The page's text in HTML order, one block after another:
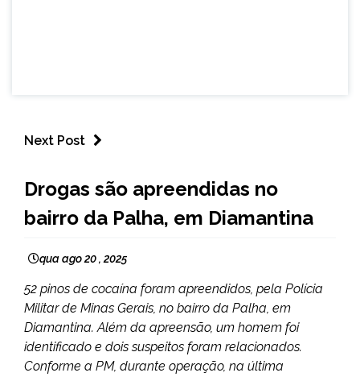
Next Post
GERAIS
NOTÍCIAS
Drogas são apreendidas no
bairro da Palha, em Diamantina
qua ago 20 , 2025
52 pinos de cocaína foram apreendidos, pela Polícia
Militar de Minas Gerais, no bairro da Palha, em
Diamantina. Além da apreensão, um homem foi
identificado e dois suspeitos foram relacionados.
Conforme a PM, durante operação, na última